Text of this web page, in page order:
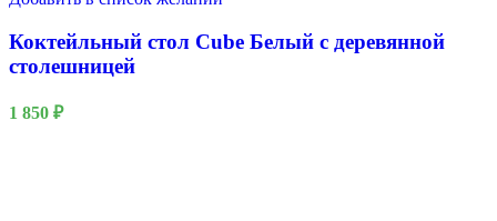
Коктейльный стол Cube Белый с деревянной
столешницей
1 850 ₽